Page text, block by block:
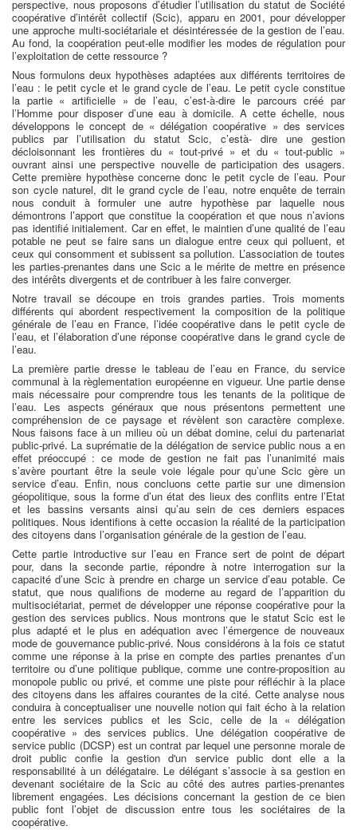
perspective, nous proposons d’étudier l’utilisation du statut de Société
coopérative d’intérêt collectif (Scic), apparu en 2001, pour développer
une approche multi-sociétariale et désintéressée de la gestion de l’eau.
Au fond, la coopération peut-elle modifier les modes de régulation pour
l’exploitation de cette ressource ?
Nous formulons deux hypothèses adaptées aux différents territoires de
l’eau : le petit cycle et le grand cycle de l’eau. Le petit cycle constitue
la partie « artificielle » de l’eau, c’est-à-dire le parcours créé par
l’Homme pour disposer d’une eau à domicile. A cette échelle, nous
développons le concept de « délégation coopérative » des services
publics par l’utilisation du statut Scic, c’està- dire une gestion
décloisonnant les frontières du « tout-privé » et du « tout-public »
ouvrant ainsi une perspective nouvelle de participation des usagers.
Cette première hypothèse concerne donc le petit cycle de l’eau. Pour
son cycle naturel, dit le grand cycle de l’eau, notre enquête de terrain
nous conduit à formuler une autre hypothèse par laquelle nous
démontrons l’apport que constitue la coopération et que nous n’avions
pas identifié initialement. Car en effet, le maintien d’une qualité de l’eau
potable ne peut se faire sans un dialogue entre ceux qui polluent, et
ceux qui consomment et subissent sa pollution. L’association de toutes
les parties-prenantes dans une Scic a le mérite de mettre en présence
des intérêts divergents et de contribuer à les faire converger.
Notre travail se découpe en trois grandes parties. Trois moments
différents qui abordent respectivement la composition de la politique
générale de l’eau en France, l’idée coopérative dans le petit cycle de
l’eau, et l’élaboration d’une réponse coopérative dans le grand cycle de
l’eau.
La première partie dresse le tableau de l’eau en France, du service
communal à la règlementation européenne en vigueur. Une partie dense
mais nécessaire pour comprendre tous les tenants de la politique de
l’eau. Les aspects généraux que nous présentons permettent une
compréhension de ce paysage et révèlent son caractère complexe.
Nous faisons face à un milieu où un débat domine, celui du partenariat
public-privé. La suprématie de la délégation de service public nous a en
effet préoccupé : ce mode de gestion ne fait pas l’unanimité mais
s’avère pourtant être la seule voie légale pour qu’une Scic gère un
service d’eau. Enfin, nous concluons cette partie sur une dimension
géopolitique, sous la forme d’un état des lieux des conflits entre l’Etat
et les bassins versants ainsi qu’au sein de ces derniers espaces
politiques. Nous identifions à cette occasion la réalité de la participation
des citoyens dans l’organisation générale de la gestion de l’eau.
Cette partie introductive sur l’eau en France sert de point de départ
pour, dans la seconde partie, répondre à notre interrogation sur la
capacité d’une Scic à prendre en charge un service d’eau potable. Ce
statut, que nous qualifions de moderne au regard de l’apparition du
multisociétariat, permet de développer une réponse coopérative pour la
gestion des services publics. Nous montrons que le statut Scic est le
plus adapté et le plus en adéquation avec l’émergence de nouveaux
mode de gouvernance public-privé. Nous considérons à la fois ce statut
comme une réponse à la prise en compte des parties prenantes d’un
territoire ou d’une politique publique, comme une contre-proposition au
monopole public ou privé, et comme une piste pour réfléchir à la place
des citoyens dans les affaires courantes de la cité. Cette analyse nous
conduira à conceptualiser une nouvelle notion qui fait écho à la relation
entre les services publics et les Scic, celle de la « délégation
coopérative » des services publics. Une délégation coopérative de
service public (DCSP) est un contrat par lequel une personne morale de
droit public confie la gestion d'un service public dont elle a la
responsabilité à un délégataire. Le délégant s’associe à sa gestion en
devenant sociétaire de la Scic au côté des autres parties-prenantes
librement engagées. Les décisions concernant la gestion de ce bien
public font l’objet de discussion entre tous les sociétaires de la
coopérative.